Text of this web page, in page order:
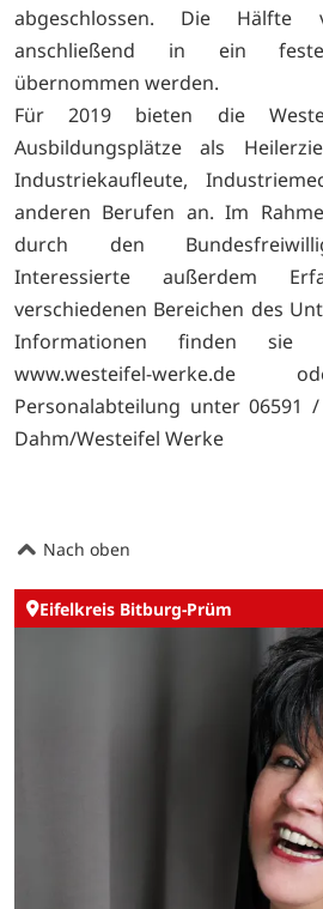
abgeschlossen. Die
anschließend in ein
übernommen werden.
Für 2019 bieten die
Ausbildungsplätze als
Industriekaufleute,
anderen Berufen an. Im
durch den
Interessierte außerdem
verschiedenen Bereichen des
Informationen finden
www.westeifel-
Personalabteilung unter 06591
Dahm/Westeifel Werke
Nach oben
Eifelkreis Bitburg-Prüm